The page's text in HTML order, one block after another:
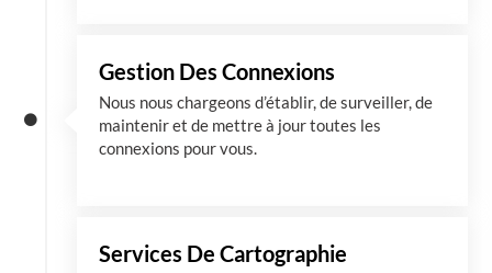
Gestion Des Connexions
Nous nous chargeons d’établir, de surveiller, de
maintenir et de mettre à jour toutes les
connexions pour vous.
Services De Cartographie